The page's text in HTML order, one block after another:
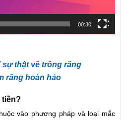
00:30
sự thật về trồng răng
răng hoàn hảo
tiền?
vào phương pháp và loại mắc